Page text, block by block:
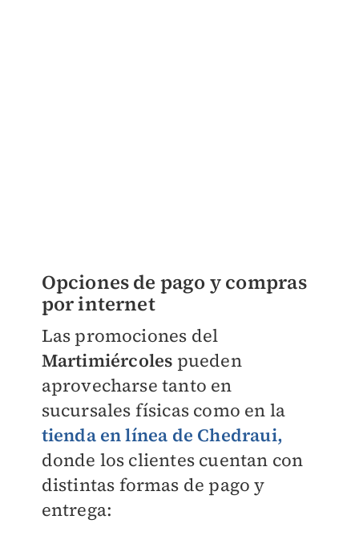
Opciones de pago y compras
por internet
Las promociones del
Martimiércoles pueden
aprovecharse tanto en
sucursales físicas como en la
tienda en línea de Chedraui,
donde los clientes cuentan con
distintas formas de pago y
entrega: